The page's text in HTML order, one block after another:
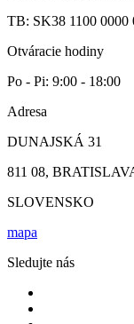
TB: SK38 1100 0000
Otváracie hodiny
Po - Pi: 9:00 - 18:00
Adresa
DUNAJSKÁ 31
811 08,
SLOVENSKO
mapa
Sledujte nás